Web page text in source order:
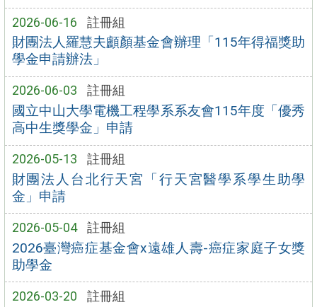
2026-06-16 註冊組
財團法人羅慧夫顱顏基金會辦理「115年得福獎助
學金申請辦法」
2026-06-03 註冊組
國立中山大學電機工程學系系友會115年度「優秀
高中生獎學金」申請
2026-05-13 註冊組
財團法人台北行天宮「行天宮醫學系學生助學
金」申請
2026-05-04 註冊組
2026臺灣癌症基金會x遠雄人壽-癌症家庭子女獎
助學金
2026-03-20 註冊組